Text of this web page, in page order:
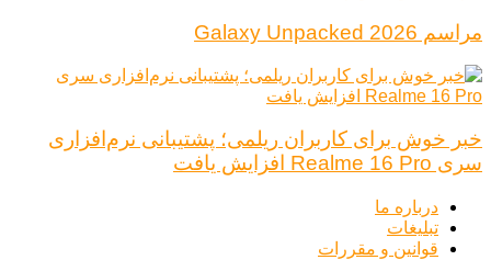
مراسم Galaxy Unpacked 2026
خبر خوش برای کاربران ریلمی؛ پشتیبانی نرم‌افزاری
سری Realme 16 Pro افزایش یافت
درباره ما
تبلیغات
قوانین و مقررات